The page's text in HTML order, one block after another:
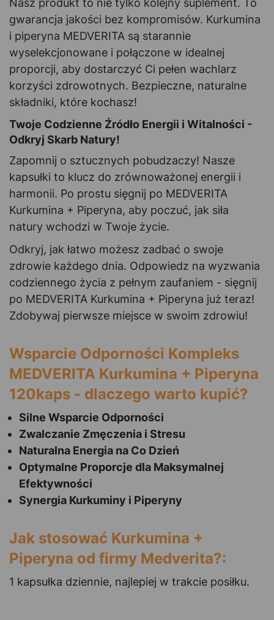
Nasz produkt to nie tylko kolejny suplement. To
gwarancja jakości bez kompromisów. Kurkumina
i piperyna MEDVERITA są starannie
wyselekcjonowane i połączone w idealnej
proporcji, aby dostarczyć Ci pełen wachlarz
korzyści zdrowotnych. Bezpieczne, naturalne
składniki, które kochasz!
Twoje Codzienne Źródło Energii i Witalności -
Odkryj Skarb Natury!
Zapomnij o sztucznych pobudzaczy! Nasze
kapsułki to klucz do zrównoważonej energii i
harmonii. Po prostu sięgnij po MEDVERITA
Kurkumina + Piperyna, aby poczuć, jak siła
natury wchodzi w Twoje życie.
Odkryj, jak łatwo możesz zadbać o swoje
zdrowie każdego dnia. Odpowiedz na wyzwania
codziennego życia z pełnym zaufaniem - sięgnij
po MEDVERITA Kurkumina + Piperyna już teraz!
Zdobywaj pierwsze miejsce w swoim zdrowiu!
Wsparcie Odporności Kompleks
MEDVERITA Kurkumina + Piperyna
120kaps - dlaczego warto kupić?
Silne Wsparcie Odporności
Zwalczanie Zmęczenia i Stresu
Naturalna Energia na Co Dzień
Optymalne Proporcje dla Maksymalnej
Efektywności
Synergia Kurkuminy i Piperyny
Jak stosować Kurkumina +
Piperyna od firmy Medverita?:
1 kapsułka dziennie, najlepiej w trakcie posiłku.